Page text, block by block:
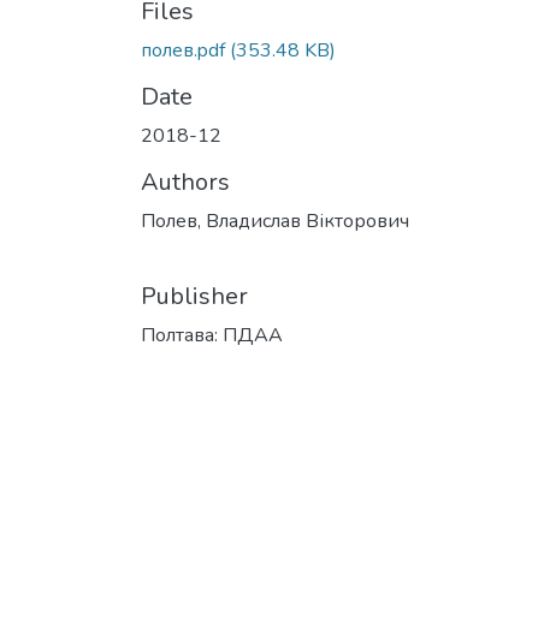
Files
полев.pdf(353.48 KB)
Date
2018-12
Authors
Полев, Владислав Вікторович
Publisher
Полтава: ПДАА